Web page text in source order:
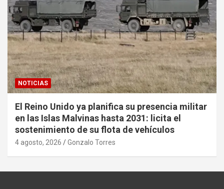
NOTICIAS
El Reino Unido ya planifica su presencia militar
en las Islas Malvinas hasta 2031: licita el
sostenimiento de su flota de vehículos
4 agosto, 2026 Gonzalo Torres